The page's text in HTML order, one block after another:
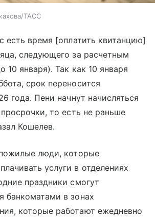
ТАСС
есть время [оплатить квитанцию]
следующего за расчетным
10 января). Так как 10 января
срок переносится
года. Пени начнут начисляться
то есть не раньше
Кошелев.
люди, которые
услуги в отделениях
праздники смогут
банкоматами в зонах
которые работают ежедневно